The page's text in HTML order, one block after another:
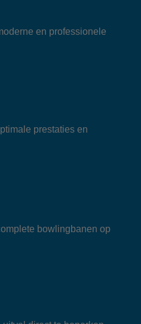
en professionele
prestaties en
bowlingbanen op